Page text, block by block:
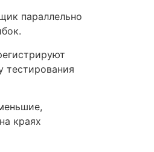
параллельно
тестирования
краях